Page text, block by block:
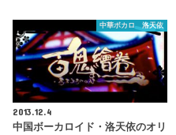
中華ボカロ 洛天依
2013.12.4
中国ボーカロイド・洛天依のオリ